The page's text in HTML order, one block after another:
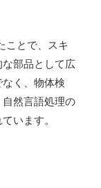
ことで、スキ
部品として広
く、物体検
然言語処理の
います。